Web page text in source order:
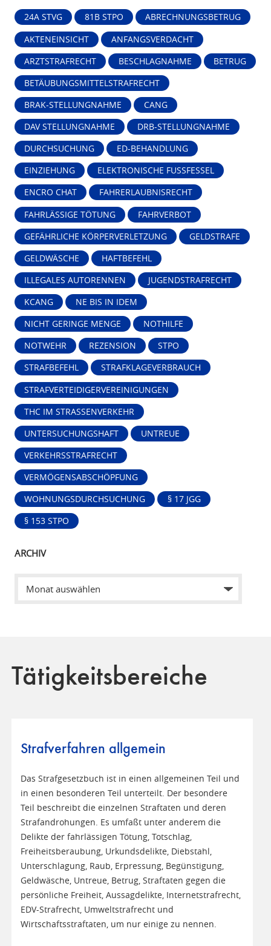
24A STVG 81B STPO ABRECHNUNGSBETRUG
AKTENEINSICHT ANFANGSVERDACHT
ARZTSTRAFRECHT BESCHLAGNAHME BETRUG
BETÄUBUNGSMITTELSTRAFRECHT
BRAK-STELLUNGNAHME CANG
DAV STELLUNGNAHME DRB-STELLUNGNAHME
DURCHSUCHUNG ED-BEHANDLUNG
EINZIEHUNG ELEKTRONISCHE FUSSFESSEL
ENCRO CHAT FAHRERLAUBNISRECHT
FAHRLÄSSIGE TÖTUNG FAHRVERBOT
GEFÄHRLICHE KÖRPERVERLETZUNG GELDSTRAFE
GELDWÄSCHE HAFTBEFEHL
ILLEGALES AUTORENNEN JUGENDSTRAFRECHT
KCANG NE BIS IN IDEM
NICHT GERINGE MENGE NOTHILFE
NOTWEHR REZENSION STPO
STRAFBEFEHL STRAFKLAGEVERBRAUCH
STRAFVERTEIDIGERVEREINIGUNGEN
THC IM STRASSENVERKEHR
UNTERSUCHUNGSHAFT UNTREUE
VERKEHRSSTRAFRECHT
VERMÖGENSABSCHÖPFUNG
WOHNUNGSDURCHSUCHUNG § 17 JGG
§ 153 STPO
ARCHIV
Tätigkeitsbereiche
Strafverfahren allgemein
Das Strafgesetzbuch ist in einen allgemeinen Teil und
in einen besonderen Teil unterteilt. Der besondere
Teil beschreibt die einzelnen Straftaten und deren
Strafandrohungen. Es umfaßt unter anderem die
Delikte der fahrlässigen Tötung, Totschlag,
Freiheitsberaubung, Urkundsdelikte, Diebstahl,
Unterschlagung, Raub, Erpressung, Begünstigung,
Geldwäsche, Untreue, Betrug, Straftaten gegen die
persönliche Freiheit, Aussagdelikte, Internetstrafrecht,
EDV-Strafrecht, Umweltstrafrecht und
Wirtschaftsstraftaten, um nur einige zu nennen.